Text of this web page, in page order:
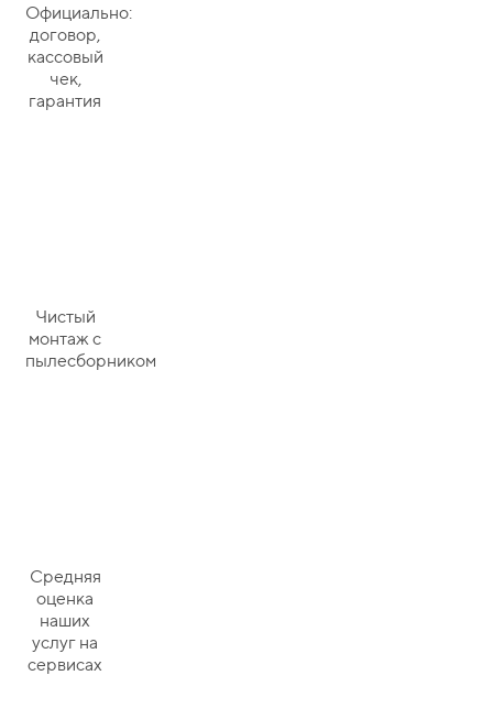
Официально:
договор,
кассовый
чек,
гарантия
Чистый
монтаж с
пылесборником
Средняя
оценка
наших
услуг на
сервисах